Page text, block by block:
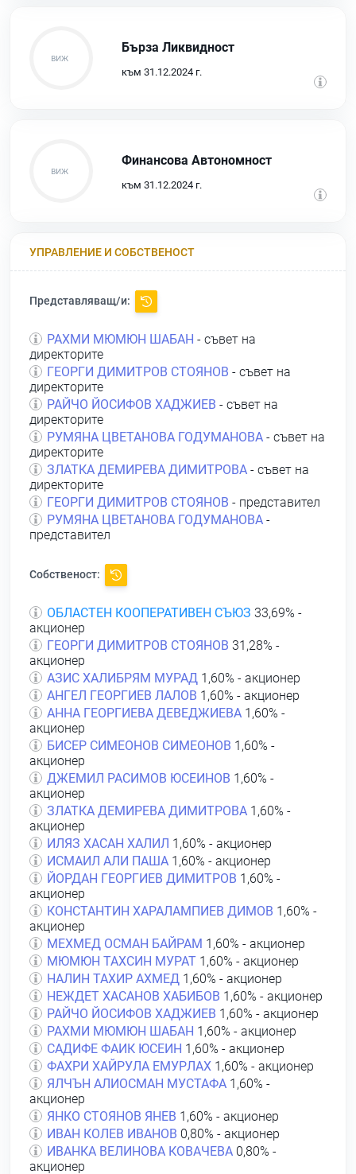
Бърза Ликвидност
към 31.12.2024 г.
Финансова Автономност
към 31.12.2024 г.
УПРАВЛЕНИЕ И СОБСТВЕНОСТ
Представляващ/и:
РАХМИ МЮМЮН ШАБАН - съвет на
директорите
ГЕОРГИ ДИМИТРОВ СТОЯНОВ - съвет на
директорите
РАЙЧО ЙОСИФОВ ХАДЖИЕВ - съвет на
директорите
РУМЯНА ЦВЕТАНОВА ГОДУМАНОВА - съвет на
директорите
ЗЛАТКА ДЕМИРЕВА ДИМИТРОВА - съвет на
директорите
ГЕОРГИ ДИМИТРОВ СТОЯНОВ - представител
РУМЯНА ЦВЕТАНОВА ГОДУМАНОВА -
представител
Собственост:
ОБЛАСТЕН КООПЕРАТИВЕН СЪЮЗ 33,69% -
акционер
ГЕОРГИ ДИМИТРОВ СТОЯНОВ 31,28% -
акционер
АЗИС ХАЛИБРЯМ МУРАД 1,60% - акционер
АНГЕЛ ГЕОРГИЕВ ЛАЛОВ 1,60% - акционер
АННА ГЕОРГИЕВА ДЕВЕДЖИЕВА 1,60% -
акционер
БИСЕР СИМЕОНОВ СИМЕОНОВ 1,60% -
акционер
ДЖЕМИЛ РАСИМОВ ЮСЕИНОВ 1,60% -
акционер
ЗЛАТКА ДЕМИРЕВА ДИМИТРОВА 1,60% -
акционер
ИЛЯЗ ХАСАН ХАЛИЛ 1,60% - акционер
ИСМАИЛ АЛИ ПАША 1,60% - акционер
ЙОРДАН ГЕОРГИЕВ ДИМИТРОВ 1,60% -
акционер
КОНСТАНТИН ХАРАЛАМПИЕВ ДИМОВ 1,60% -
акционер
МЕХМЕД ОСМАН БАЙРАМ 1,60% - акционер
МЮМЮН ТАХСИН МУРАТ 1,60% - акционер
НАЛИН ТАХИР АХМЕД 1,60% - акционер
НЕЖДЕТ ХАСАНОВ ХАБИБОВ 1,60% - акционер
РАЙЧО ЙОСИФОВ ХАДЖИЕВ 1,60% - акционер
РАХМИ МЮМЮН ШАБАН 1,60% - акционер
САДИФЕ ФАИК ЮСЕИН 1,60% - акционер
ФАХРИ ХАЙРУЛА ЕМУРЛАХ 1,60% - акционер
ЯЛЧЪН АЛИОСМАН МУСТАФА 1,60% -
акционер
ЯНКО СТОЯНОВ ЯНЕВ 1,60% - акционер
ИВАН КОЛЕВ ИВАНОВ 0,80% - акционер
ИВАНКА ВЕЛИНОВА КОВАЧЕВА 0,80% -
акционер